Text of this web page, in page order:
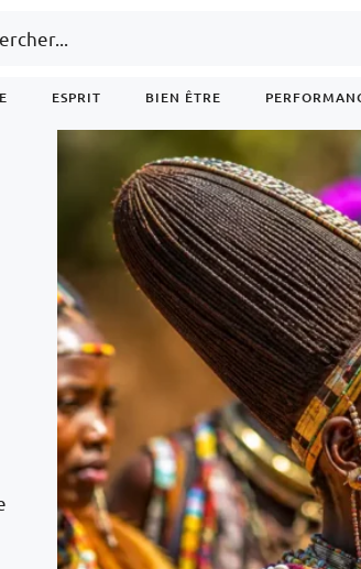
ESPRIT BIEN ÊTRE